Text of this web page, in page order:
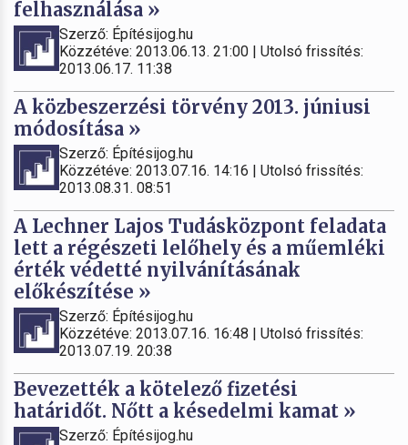
felhasználása »
Szerző: Építésijog.hu
Közzétéve: 2013.06.13. 21:00 | Utolsó frissítés:
2013.06.17. 11:38
A közbeszerzési törvény 2013. júniusi
módosítása »
Szerző: Építésijog.hu
Közzétéve: 2013.07.16. 14:16 | Utolsó frissítés:
2013.08.31. 08:51
A Lechner Lajos Tudásközpont feladata
lett a régészeti lelőhely és a műemléki
érték védetté nyilvánításának
előkészítése »
Szerző: Építésijog.hu
Közzétéve: 2013.07.16. 16:48 | Utolsó frissítés:
2013.07.19. 20:38
Bevezették a kötelező fizetési
határidőt. Nőtt a késedelmi kamat »
Szerző: Építésijog.hu